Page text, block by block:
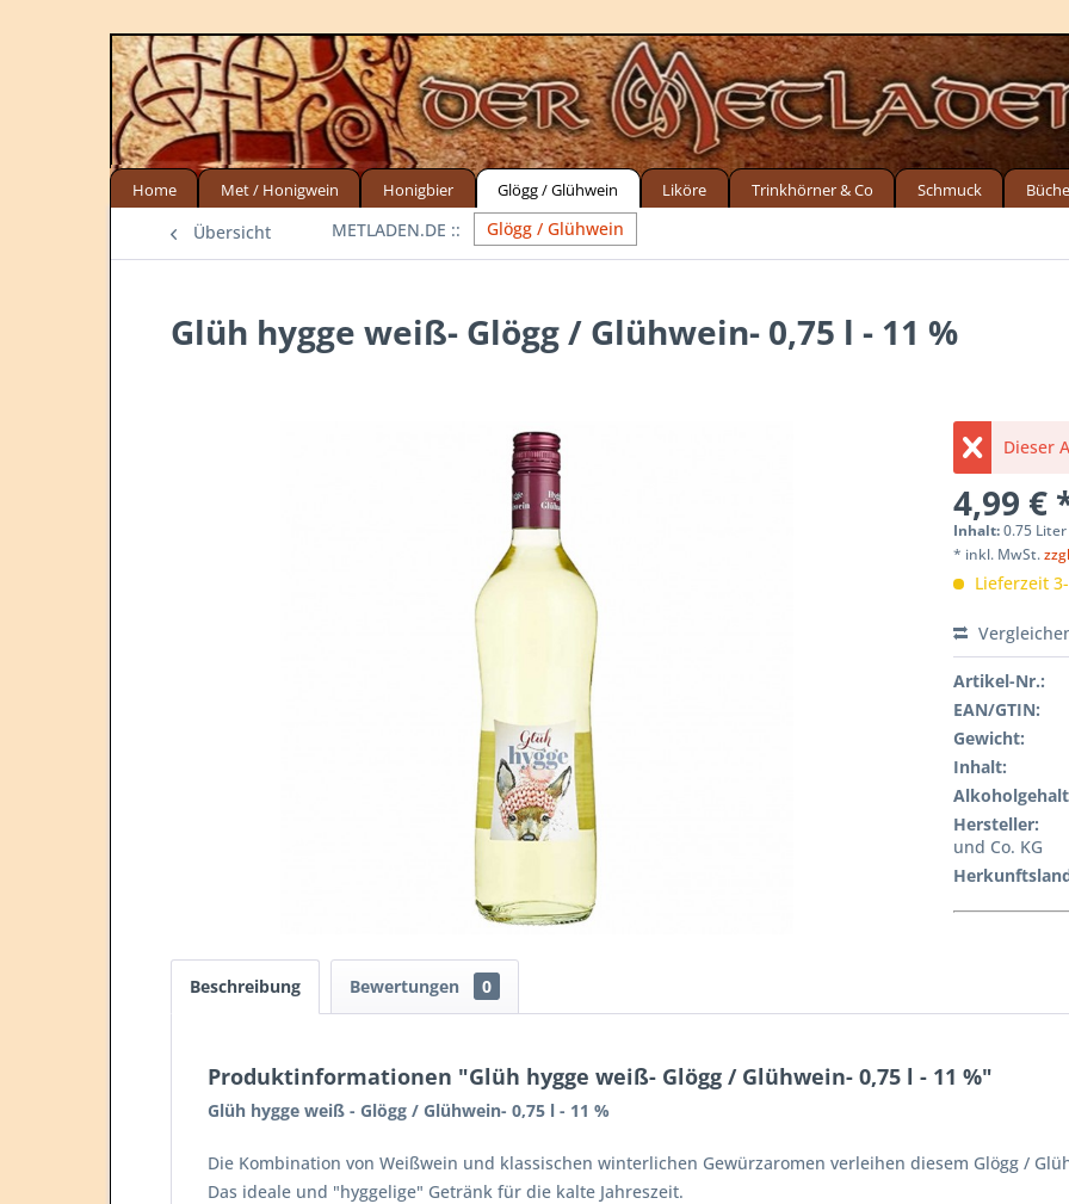
Home Met / Honigwein Honigbier Glögg / Glühwein Liköre Trinkhörner & Co Schmuck
Übersicht Glögg / Glühwein
Glüh hygge weiß- Glögg / Glühwein- 0,75 l - 11 %
Dieser
4,99 €
Inhalt:0.75
* inkl. MwSt.
Lieferzeit
Artikel-Nr.:
EAN/GTIN:
Gewicht:
Inhalt:
Hersteller:
und Co. KG
Beschreibung Bewertungen 0
Produktinformationen "Glüh hygge weiß- Glögg / Glühwein- 0,75 l - 11 %"
Glüh hygge weiß - Glögg / Glühwein- 0,75 l - 11 %
Die Kombination von Weißwein und klassischen winterlichen Gewürzaromen verleihen diesem Glögg /
Das ideale und "hyggelige" Getränk für die kalte Jahreszeit.